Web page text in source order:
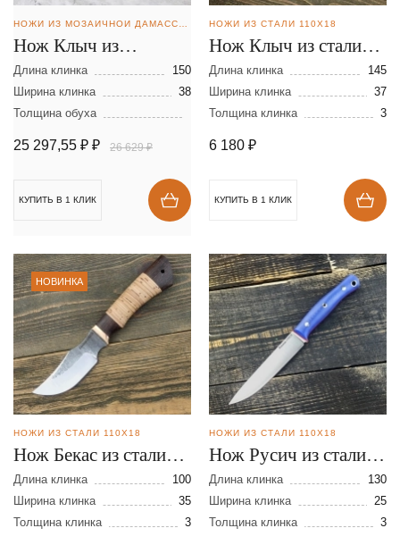
НОЖИ ИЗ МОЗАИЧНОЙ ДАМАССКОЙ СТАЛИ
Нож Клыч из
мозаичной дамасской
стали
Длина клинка
150
Ширина клинка
38
Толщина обуха
25 297,55 ₽ ₽ 26 629 ₽
КУПИТЬ В 1 КЛИК
НОЖИ ИЗ СТАЛИ 110Х18
Нож Клыч из стали
110Х18
Длина клинка
145
Ширина клинка
37
Толщина клинка
3
6 180 ₽
КУПИТЬ В 1 КЛИК
НОВИНКА
НОЖИ ИЗ СТАЛИ 110Х18
Нож Бекас из стали
110Х18
Длина клинка
100
Ширина клинка
35
Толщина клинка
3
НОЖИ ИЗ СТАЛИ 110Х18
Нож Русич из стали
110Х18
Длина клинка
130
Ширина клинка
25
Толщина клинка
3